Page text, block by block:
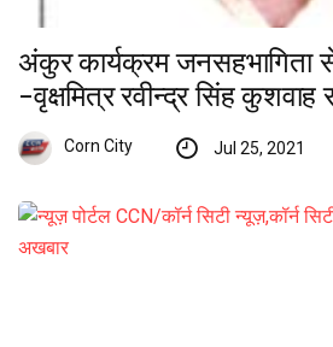
अंकुर कार्यक्रम जनसहभागिता से
-वृक्षमित्र रवीन्द्र सिंह कुशवाह
Corn City Jul 25, 2021